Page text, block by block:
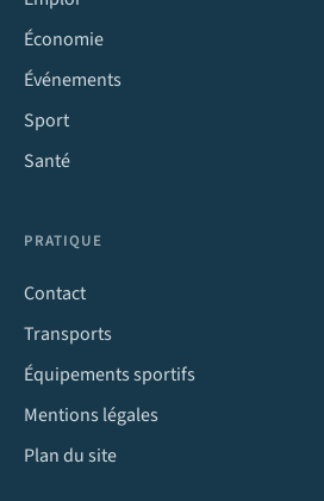
Économie
Événements
Sport
Santé
PRATIQUE
Contact
Transports
Équipements sportifs
Mentions légales
Plan du site